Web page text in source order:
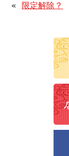
« 限定解除？